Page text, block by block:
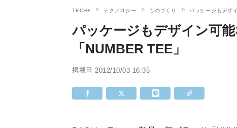
TECH+ テクノロジー ものづくり パッケージもデザ
パッケージもデザイン可
「NUMBER TEE」
掲載日 2012/10/03 16:35